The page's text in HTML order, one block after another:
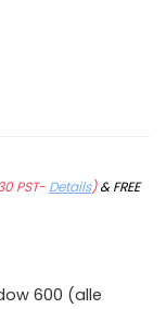
PST- Details)&FREE
600 (alle